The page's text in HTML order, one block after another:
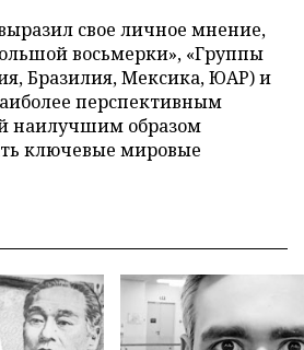
свое личное мнение,
восьмерки», «Группы
Бразилия, Мексика, ЮАР) и
перспективным
наилучшим образом
ключевые мировые